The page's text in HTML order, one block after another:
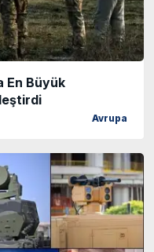
En Büyük
Avrupa